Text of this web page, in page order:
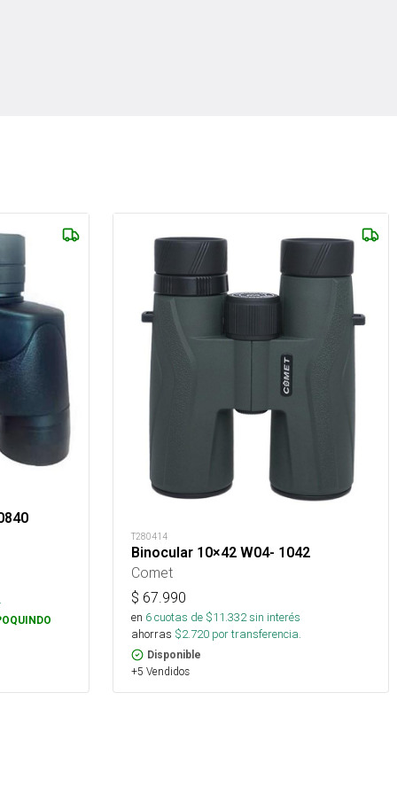
T280414
Binocular 10×42 W04- 1042
Comet
$ 67.990
en 6cuotas de $11.332sin interés
ahorras $2.720 por transferencia.
Disponible
+5 Vendidos